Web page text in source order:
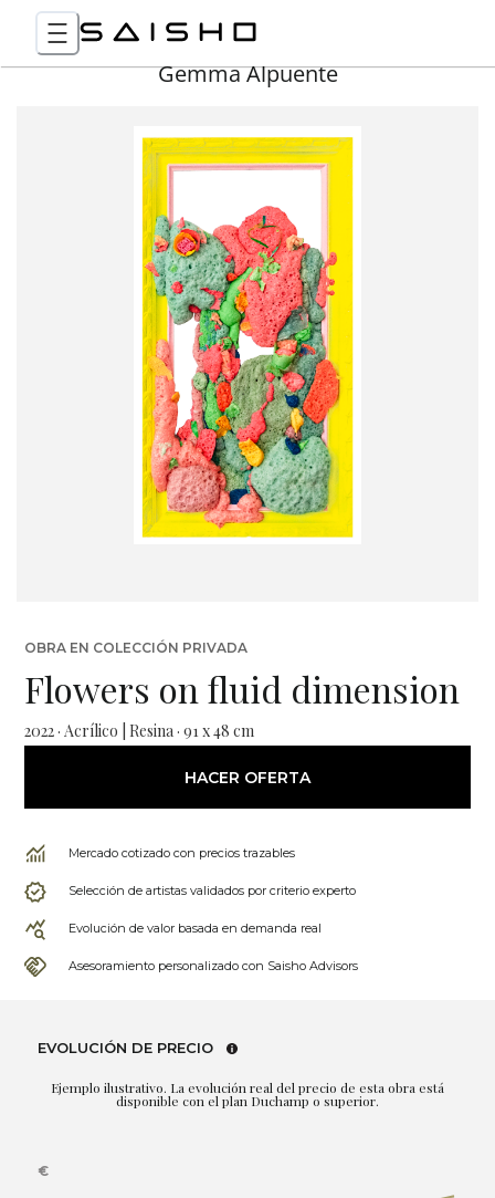
Gemma Alpuente
OBRA EN COLECCIÓN PRIVADA
Flowers on fluid dimension
2022 · Acrílico | Resina · 91 x 48 cm
HACER OFERTA
Mercado cotizado con precios trazables
Selección de artistas validados por criterio experto
Evolución de valor basada en demanda real
Asesoramiento personalizado con Saisho Advisors
EVOLUCIÓN DE PRECIO
Ejemplo ilustrativo. La evolución real del precio de esta obra está
disponible con el plan Duchamp o superior.